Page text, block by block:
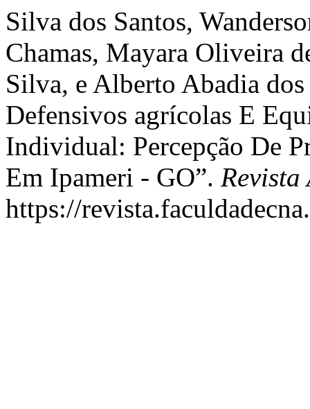
Silva dos Santos,
Chamas, Mayara Oliveira
Silva, e Alberto Abadia
Defensivos agrícolas E
Individual: Percepção De
Em Ipameri - GO”. Revista
https://